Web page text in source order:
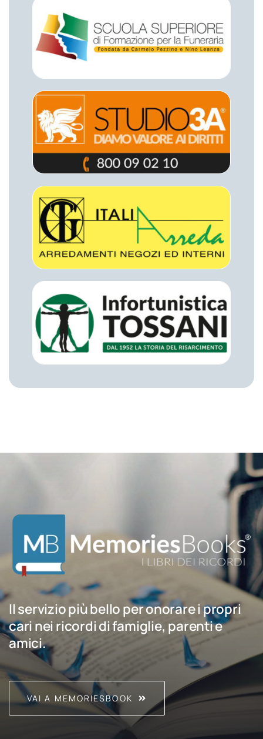
Il servizio più bello per onorare i propri
cari nei ricordi di famiglie, parenti e
amici.
VAI A MEMORIESBOOK